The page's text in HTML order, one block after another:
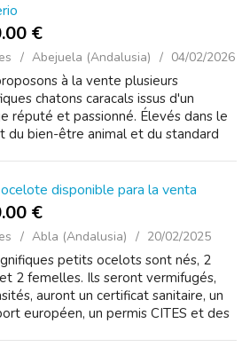
€
Abejuela (Andalusia) 04/02/2026
à la vente plusieurs
chatons caracals issus d'un
réputé et passionné. Élevés dans le
du bien-être animal et du standard
disponible para la venta
€
Abla (Andalusia) 20/02/2025
petits ocelots sont nés, 2
2 femelles. Ils seront vermifugés,
auront un certificat sanitaire, un
européen, un permis CITES et des